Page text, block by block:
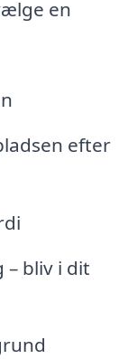
en
efter
bliv i dit